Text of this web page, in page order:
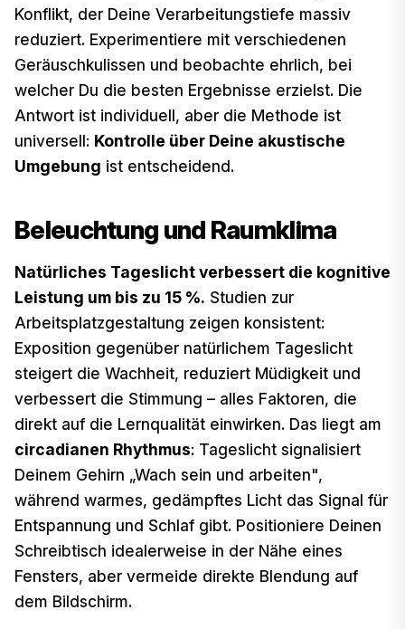
Konflikt, der Deine Verarbeitungstiefe massiv
reduziert. Experimentiere mit verschiedenen
Geräuschkulissen und beobachte ehrlich, bei
welcher Du die besten Ergebnisse erzielst. Die
Antwort ist individuell, aber die Methode ist
universell: Kontrolle über Deine akustische
Umgebung ist entscheidend.
Beleuchtung und Raumklima
Natürliches Tageslicht verbessert die kognitive
Leistung um bis zu 15 %. Studien zur
Arbeitsplatzgestaltung zeigen konsistent:
Exposition gegenüber natürlichem Tageslicht
steigert die Wachheit, reduziert Müdigkeit und
verbessert die Stimmung – alles Faktoren, die
direkt auf die Lernqualität einwirken. Das liegt am
circadianen Rhythmus: Tageslicht signalisiert
Deinem Gehirn „Wach sein und arbeiten",
während warmes, gedämpftes Licht das Signal für
Entspannung und Schlaf gibt. Positioniere Deinen
Schreibtisch idealerweise in der Nähe eines
Fensters, aber vermeide direkte Blendung auf
dem Bildschirm.